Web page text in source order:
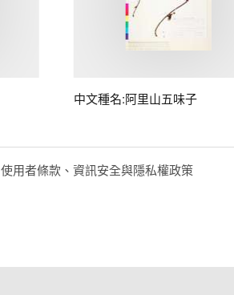
中文種名:阿里山五味子
使用者條款、資訊安全與隱私權政策